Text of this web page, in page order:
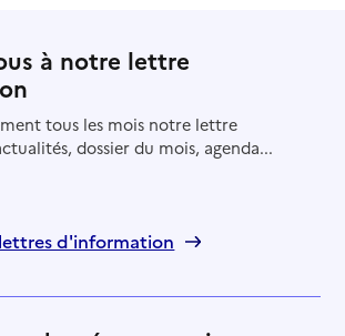
à notre lettre
tous les mois notre lettre
dossier du mois, agenda...
d'information